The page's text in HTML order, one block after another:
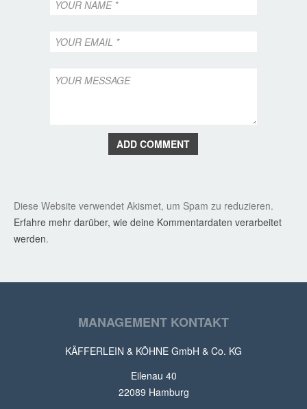
ADD COMMENT
Diese Website verwendet Akismet, um Spam zu reduzieren.
Erfahre mehr darüber, wie deine Kommentardaten verarbeitet
werden.
MANAGEMENT KONTAKT
KÄFFERLEIN & KÖHNE GmbH & Co. KG
Eilenau 40
22089 Hamburg